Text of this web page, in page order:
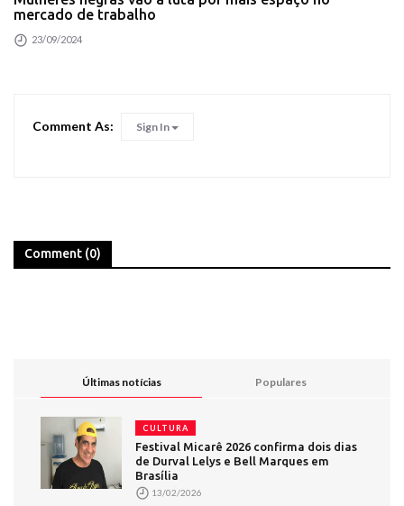
mercado de trabalho
23/09/2024
Comment As: Sign In
Comment (0)
Últimas notícias Populares
CULTURA
Festival Micarê 2026 confirma dois dias
de Durval Lelys e Bell Marques em
Brasília
13/02/2026